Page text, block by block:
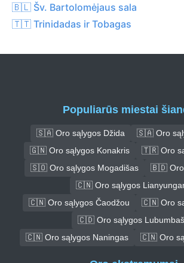
🇧🇱 Šv. Bartolomėjaus sala
🇹🇹 Trinidadas ir Tobagas
Populiarūs miestai
🇸🇦 Oro sąlygos Džida
🇸🇦 Oro
🇬🇳 Oro sąlygos Konakris
🇹🇷 Oro
🇸🇴 Oro sąlygos Mogadišas
🇧🇩 Oro
🇨🇳 Oro sąlygos
🇨🇳 Oro sąlygos Čaodžou
🇨🇳 Oro
🇨🇩 Oro sąlygos
🇨🇳 Oro sąlygos Naningas
🇨🇳 Oro